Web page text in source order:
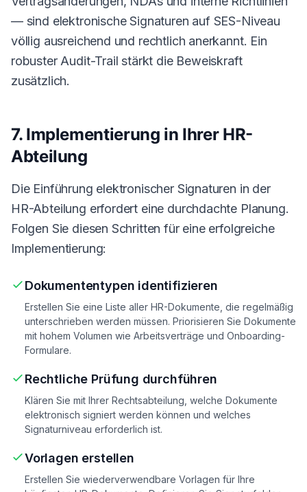
— sind elektronische Signaturen auf SES-Niveau
völlig ausreichend und rechtlich anerkannt. Ein
robuster Audit-Trail stärkt die Beweiskraft
zusätzlich.
7. Implementierung in Ihrer HR-
Abteilung
Die Einführung elektronischer Signaturen in der
HR-Abteilung erfordert eine durchdachte Planung.
Folgen Sie diesen Schritten für eine erfolgreiche
Implementierung:
Dokumententypen identifizieren
Erstellen Sie eine Liste aller HR-Dokumente, die regelmäßig
unterschrieben werden müssen. Priorisieren Sie Dokumente
mit hohem Volumen wie Arbeitsverträge und Onboarding-
Formulare.
Rechtliche Prüfung durchführen
Klären Sie mit Ihrer Rechtsabteilung, welche Dokumente
elektronisch signiert werden können und welches
Signaturniveau erforderlich ist.
Vorlagen erstellen
Erstellen Sie wiederverwendbare Vorlagen für Ihre